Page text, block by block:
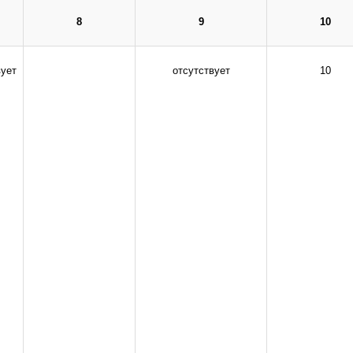
8 9 10
отсутствует 10